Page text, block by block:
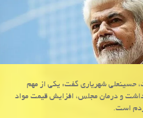
حسینعلی شهریاری گفت: یکی از مهم
و درمان مجلس، افزایش قیمت مواد
است.